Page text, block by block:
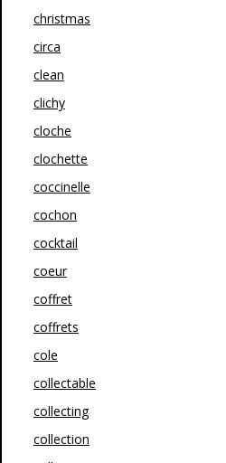
christmas
circa
clean
clichy
cloche
clochette
coccinelle
cochon
cocktail
coeur
coffret
coffrets
cole
collectable
collecting
collection